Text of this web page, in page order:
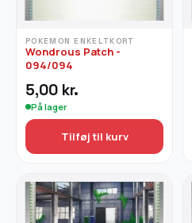
POKEMON ENKELTKORT
Wondrous Patch -
094/094
5,00 kr.
På lager
Tilføj til kurv